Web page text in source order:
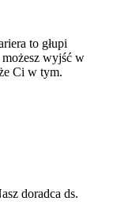
to głupi
wyjść w
Ci w tym.
doradca ds.